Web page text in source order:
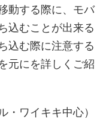
動する際に、モバ
込むことが出来る
込む際に注意する
元にを詳しくご紹
・ワイキキ中心）